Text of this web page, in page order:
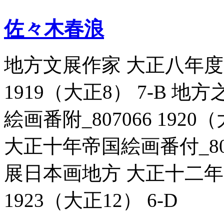
佐々木春浪
地方文展作家 大正八年
1919（大正8） 7-B 地方
絵画番附_807066 1920
大正十年帝国絵画番付
展日本画地方 大正十二
1923（大正12） 6-D